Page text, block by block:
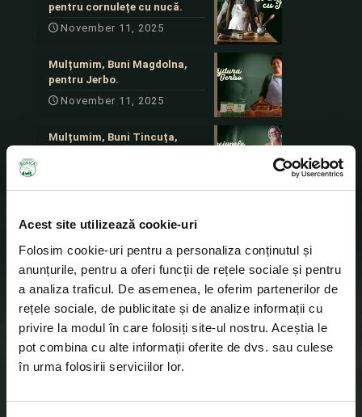
Acest site utilizează cookie-uri
Folosim cookie-uri pentru a personaliza conținutul și
anunțurile, pentru a oferi funcții de rețele sociale și pentru
a analiza traficul. De asemenea, le oferim partenerilor de
rețele sociale, de publicitate și de analize informații cu
privire la modul în care folosiți site-ul nostru. Aceștia le
pot combina cu alte informații oferite de dvs. sau culese
în urma folosirii serviciilor lor.
pentru cornulețe cu nucă.
November 11, 2025
Mulțumim, Buni Magdolna,
pentru Jerbo.
November 11, 2025
Mulțumim, Buni Tincuța,
Contactează-ne
SC ORKLA FOODS ROMANIA SA
ADRESA:STRADA GRIGORE ALEXANDRESCU NR. 89-
97, CLADIREA C, SECTOR 1, BUCUREȘTI, COD
TEL:+40 31 80 57 57 0
FAX:+40 31 80 57 57 1
E-MAIL:CONTACT@ORKLAFOODS.RO